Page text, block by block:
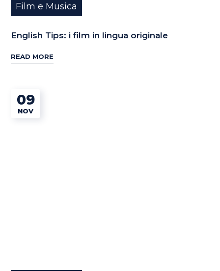
Film e Musica
English Tips: i film in lingua originale
READ MORE
09
NOV